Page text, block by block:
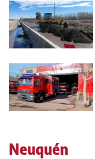
Neuquén